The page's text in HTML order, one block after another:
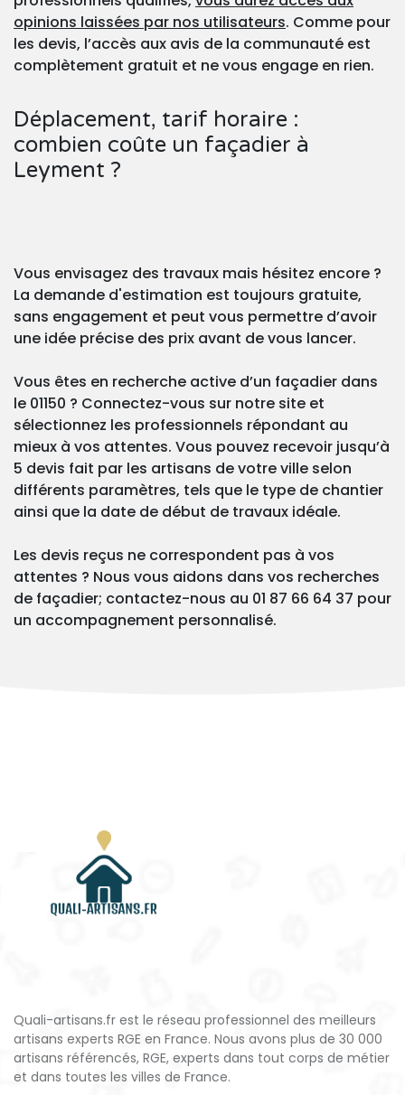
opinions laissées par nos utilisateurs. Comme pour
les devis, l’accès aux avis de la communauté est
complètement gratuit et ne vous engage en rien.
Déplacement, tarif horaire :
combien coûte un façadier à
Leyment ?
Vous envisagez des travaux mais hésitez encore ?
La demande d'estimation est toujours gratuite,
sans engagement et peut vous permettre d’avoir
une idée précise des prix avant de vous lancer.
Vous êtes en recherche active d’un façadier dans
le 01150 ? Connectez-vous sur notre site et
sélectionnez les professionnels répondant au
mieux à vos attentes. Vous pouvez recevoir jusqu’à
5 devis fait par les artisans de votre ville selon
différents paramètres, tels que le type de chantier
ainsi que la date de début de travaux idéale.
Les devis reçus ne correspondent pas à vos
attentes ? Nous vous aidons dans vos recherches
de façadier; contactez-nous au 01 87 66 64 37 pour
un accompagnement personnalisé.
Quali-artisans.fr est le réseau professionnel des meilleurs
artisans experts RGE en France. Nous avons plus de 30 000
artisans référencés, RGE, experts dans tout corps de métier
et dans toutes les villes de France.